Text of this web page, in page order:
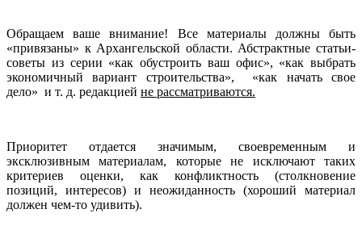
Обращаем ваше внимание! Все материалы должны быть
«привязаны» к Архангельской области. Абстрактные статьи-
советы из серии «как обустроить ваш офис», «как выбрать
экономичный вариант строительства», «как начать свое
дело» и т. д. редакцией не рассматриваются.
Приоритет отдается значимым, своевременным
и
эксклюзивным материалам, которые не исключают таких
критериев оценки, как конфликтность (столкновение
позиций, интересов) и неожиданность (хороший материал
должен чем-то удивить).